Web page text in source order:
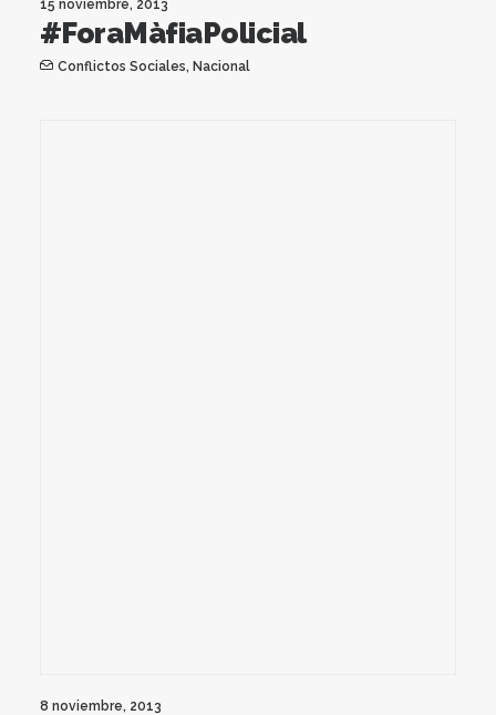
15 noviembre, 2013
#ForaMàfiaPolicial
Conflictos Sociales, Nacional
8 noviembre, 2013